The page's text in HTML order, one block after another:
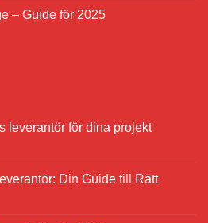
– Guide för 2025
leverantör för dina projekt
Din Guide till Rätt